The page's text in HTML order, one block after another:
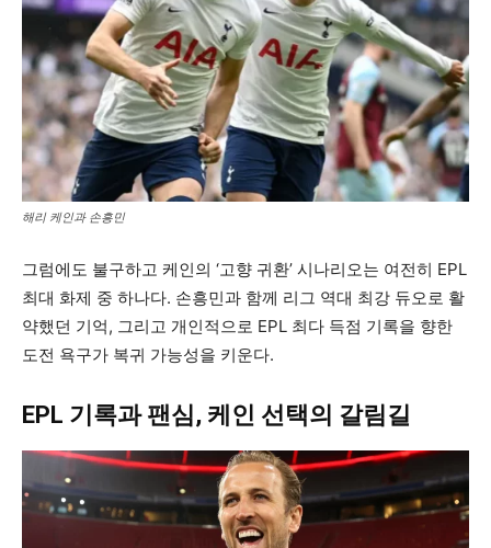
해리 케인과 손흥민
그럼에도 불구하고 케인의 ‘고향 귀환’ 시나리오는 여전히 EPL
최대 화제 중 하나다. 손흥민과 함께 리그 역대 최강 듀오로 활
약했던 기억, 그리고 개인적으로 EPL 최다 득점 기록을 향한
도전 욕구가 복귀 가능성을 키운다.
EPL 기록과 팬심, 케인 선택의 갈림길